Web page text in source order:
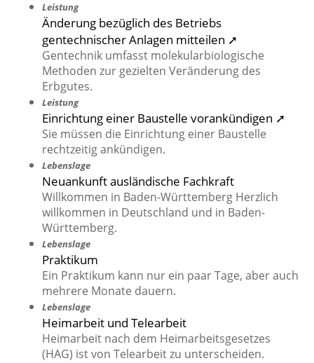
Leistung
Änderung bezüglich des Betriebs
gentechnischer Anlagen mitteilen ➚
Gentechnik umfasst molekularbiologische
Methoden zur gezielten Veränderung des
Erbgutes.
Leistung
Einrichtung einer Baustelle vorankündigen ➚
Sie müssen die Einrichtung einer Baustelle
rechtzeitig ankündigen.
Lebenslage
Neuankunft ausländische Fachkraft
Willkommen in Baden-Württemberg Herzlich
willkommen in Deutschland und in Baden-
Württemberg.
Lebenslage
Praktikum
Ein Praktikum kann nur ein paar Tage, aber auch
mehrere Monate dauern.
Lebenslage
Heimarbeit und Telearbeit
Heimarbeit nach dem Heimarbeitsgesetzes
(HAG) ist von Telearbeit zu unterscheiden.